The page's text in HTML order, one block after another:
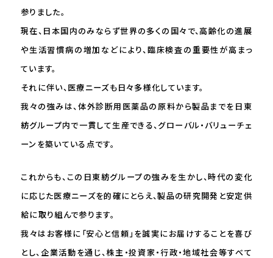
参りました。
現在、⽇本国内のみならず世界の多くの国々で、⾼齢化の進展
や⽣活習慣病の増加などにより、臨床検査の重要性が⾼まっ
ています。
それに伴い、医療ニーズも⽇々多様化しています。
我々の強みは、体外診断⽤医薬品の原料から製品までを⽇東
紡グループ内で⼀貫して⽣産できる、グローバル・バリューチェ
ーンを築いている点です。
これからも、この⽇東紡グループの強みを⽣かし、時代の変化
に応じた医療ニーズを的確にとらえ、製品の研究開発と安定供
給に取り組んで参ります。
我々はお客様に「安⼼と信頼」を誠実にお届けすることを喜び
とし、企業活動を通じ、株主・投資家・⾏政・地域社会等すべて